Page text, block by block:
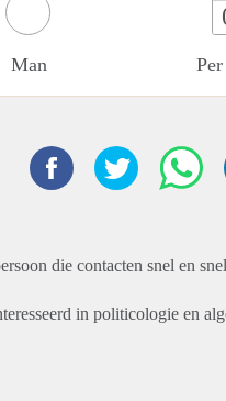
Man
die contacten snel en
in politicologie en